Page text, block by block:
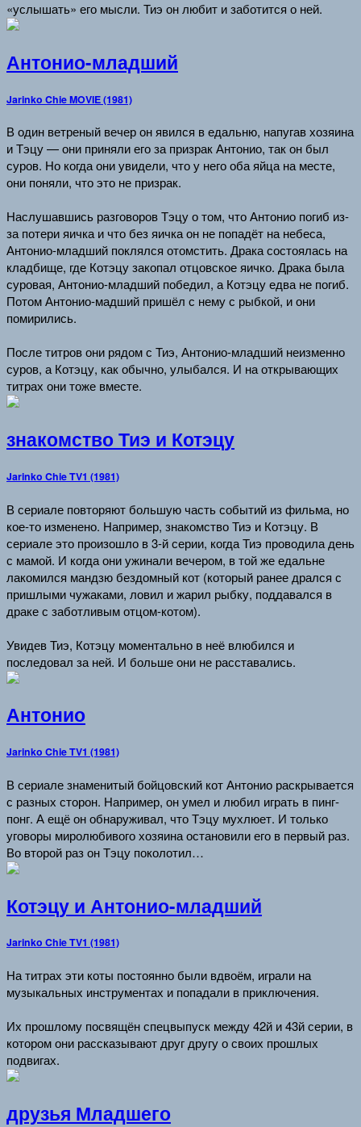
«услышать» его мысли. Тиэ он любит и заботится о ней.
Антонио-младший
Jarinko Chie MOVIE (1981)
В один ветреный вечер он явился в едальню, напугав хозяина
и Тэцу — они приняли его за призрак Антонио, так он был
суров. Но когда они увидели, что у него оба яйца на месте,
они поняли, что это не призрак.
Наслушавшись разговоров Тэцу о том, что Антонио погиб из-
за потери яичка и что без яичка он не попадёт на небеса,
Антонио-младший поклялся отомстить. Драка состоялась на
кладбище, где Котэцу закопал отцовское яичко. Драка была
суровая, Антонио-младший победил, а Котэцу едва не погиб.
Потом Антонио-мадший пришёл с нему с рыбкой, и они
помирились.
После титров они рядом с Тиэ, Антонио-младший неизменно
суров, а Котэцу, как обычно, улыбался. И на открывающих
титрах они тоже вместе.
знакомство Тиэ и Котэцу
Jarinko Chie TV1 (1981)
В сериале повторяют большую часть событий из фильма, но
кое-то изменено. Например, знакомство Тиэ и Котэцу. В
сериале это произошло в 3-й серии, когда Тиэ проводила день
с мамой. И когда они ужинали вечером, в той же едальне
лакомился мандзю бездомный кот (который ранее дрался с
пришлыми чужаками, ловил и жарил рыбку, поддавался в
драке с заботливым отцом-котом).
Увидев Тиэ, Котэцу моментально в неё влюбился и
последовал за ней. И больше они не расставались.
Антонио
Jarinko Chie TV1 (1981)
В сериале знаменитый бойцовский кот Антонио раскрывается
с разных сторон. Например, он умел и любил играть в пинг-
понг. А ещё он обнаруживал, что Тэцу мухлюет. И только
уговоры миролюбивого хозяина остановили его в первый раз.
Во второй раз он Тэцу поколотил…
Котэцу и Антонио-младший
Jarinko Chie TV1 (1981)
На титрах эти коты постоянно были вдвоём, играли на
музыкальных инструментах и попадали в приключения.
Их прошлому посвящён спецвыпуск между 42й и 43й серии, в
котором они рассказывают друг другу о своих прошлых
подвигах.
друзья Младшего